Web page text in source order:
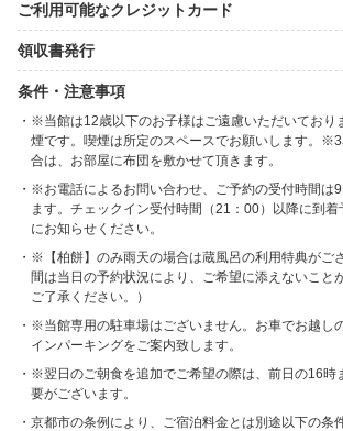
ご利用可能なクレジットカード
領収書発行
条件・注意事項
※当館は12歳以下のお子様はご遠慮いただいており
煙です。喫煙は所定のスペースでお願いします。
合は、お部屋に布団を敷かせて頂きます。
※お電話によるお問い合わせ、ご予約の受付時間は
ます。チェックイン受付時間（21：00）以降に到
にお知らせください。
※【柏餅】のみ雨天の場合は蔵風呂の利用特典がご
間は当日の予約状況により、ご希望に添えないこと
ご了承ください。）
※当館専用の駐車場はございません。お車でお越し
インパーキングをご案内致します。
※翌日のご朝食を追加でご希望の際は、前日の16時
要がございます。
京都市の条例により、ご宿泊料金とは別途以下の条